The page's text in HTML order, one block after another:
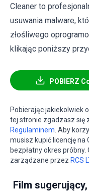
Cleaner to
usuwania malware,
złośliwego
klikając poniższy
POBIERZ
Pobierając jakiekolwiek
tej stronie zgadzasz się
Regulaminem. Aby
musisz kupić licencję na
bezpłatny okres
zarządzane przez RCS
Film